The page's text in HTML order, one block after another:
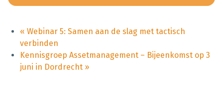
« Webinar 5: Samen aan de slag met tactisch
verbinden
Kennisgroep Assetmanagement – Bijeenkomst op 3
juni in Dordrecht »